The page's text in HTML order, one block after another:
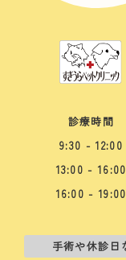
診療時間
9:30 - 12:00
13:00 - 16:00
16:00 - 19:00
手術や休診日